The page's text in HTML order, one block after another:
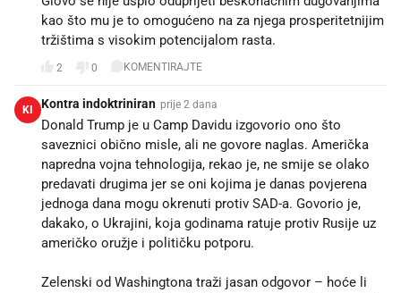
kao što mu je to omogućeno na za njega prosperitetnijim
tržištima s visokim potencijalom rasta.
2 0 KOMENTIRAJTE
KI Kontra indoktriniran prije 2 dana
Donald Trump je u Camp Davidu izgovorio ono što
saveznici obično misle, ali ne govore naglas. Američka
napredna vojna tehnologija, rekao je, ne smije se olako
predavati drugima jer se oni kojima je danas povjerena
jednoga dana mogu okrenuti protiv SAD-a. Govorio je,
dakako, o Ukrajini, koja godinama ratuje protiv Rusije uz
američko oružje i političku potporu.
Zelenski od Washingtona traži jasan odgovor – hoće li